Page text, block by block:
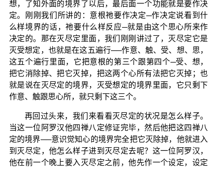
想，了知外面的境界了以后，最后面一个功能就是要作决
定。刚刚我们所讲的：意根祂要作决定─作决定说看到什
么样境界的话，祂要什么样反应─就是由这个思心所来作
决定的。那在灭尽定里面，我们刚刚讲过了，灭尽定它是
灭受想定，也就是在这五遍行──作意、触、受、想、思，
这五个遍行里面，它把意根的第三个跟第四个─受、想，
把它消除掉、把它灭掉，把这两个心所有法把它灭掉；也
就是说在灭尽定的境界，灭受想定的境界里面，它只剩下
作意、触跟思心所，就只剩下这三个。
再回过头来，我们来看看灭尽定的状况是怎么样子。
当这一位阿罗汉他四禅八定修证完毕，然后他把这四禅八
定的境界──意识觉知心的境界完全把它灭除掉，他就进入
到灭尽定，他怎么样子进到灭尽定去呢？这一位阿罗汉，
他在前一个晚上要入灭尽定之前，他先作一个设定，设定